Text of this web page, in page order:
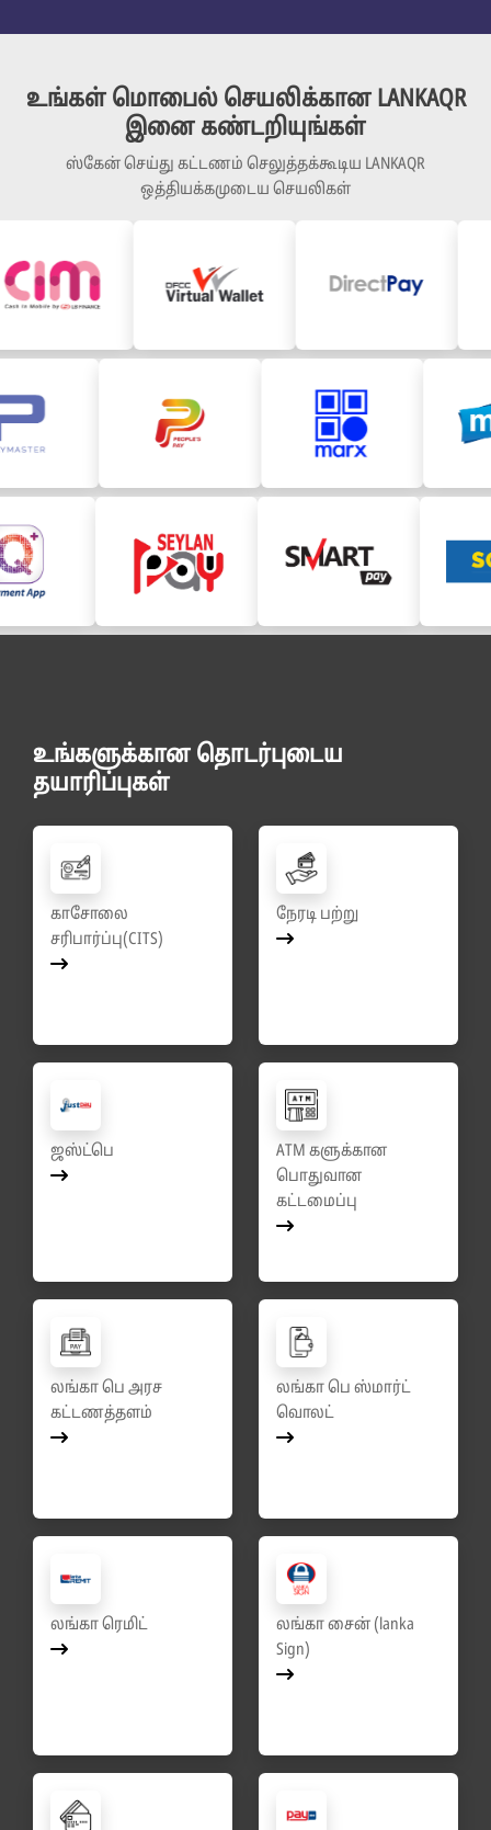
உங்கள் மொபைல் செயலிக்கான LANKAQR
இனை கண்டறியுங்கள்
ஸ்கேன் செய்து கட்டணம் செலுத்தக்கூடிய LANKAQR
ஒத்தியக்கமுடைய செயலிகள்
உங்களுக்கான தொடர்புடைய
தயாரிப்புகள்
காசோலை
சரிபார்ப்பு(CITS)
நேரடி பற்று
ஜஸ்ட்பெ
ATM களுக்கான
பொதுவான
கட்டமைப்பு
லங்கா பெ அரச
கட்டணத்தளம்
லங்கா பெ ஸ்மார்ட்
வொலட்
லங்கா ரெமிட்
லங்கா சைன் (lanka
Sign)